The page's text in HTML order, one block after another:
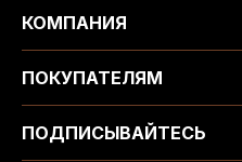
КОМПАНИЯ
ПОКУПАТЕЛЯМ
ПОДПИСЫВАЙТЕСЬ